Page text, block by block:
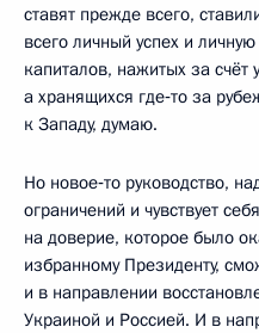
ставят прежде всего,
всего личный успех и
капиталов, нажитых за счёт
а хранящихся где‑то за
к Западу, думаю.
Но новое‑то руководство,
ограничений и чувствует
на доверие, которое было
избранному Президенту,
и в направлении
Украиной и Россией. И в